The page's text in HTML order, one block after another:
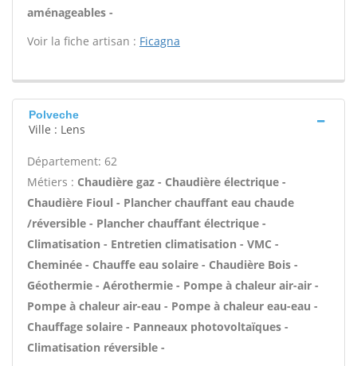
aménageables -
Voir la fiche artisan : Ficagna
Polveche
Ville : Lens
Département: 62
Métiers : Chaudière gaz - Chaudière électrique -
Chaudière Fioul - Plancher chauffant eau chaude
/réversible - Plancher chauffant électrique -
Climatisation - Entretien climatisation - VMC -
Cheminée - Chauffe eau solaire - Chaudière Bois -
Géothermie - Aérothermie - Pompe à chaleur air-air -
Pompe à chaleur air-eau - Pompe à chaleur eau-eau -
Chauffage solaire - Panneaux photovoltaïques -
Climatisation réversible -